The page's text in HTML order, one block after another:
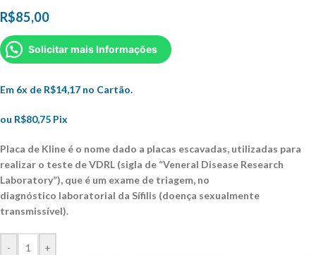
R$85,00
Solicitar mais Informações
Em 6x de R$14,17 no Cartão.
ou R$80,75 Pix
Placa de Kline é o nome dado a placas escavadas, utilizadas para
realizar o teste de VDRL (sigla de “Veneral Disease Research
Laboratory”), que é um exame de triagem, no
diagnóstico laboratorial da Sífilis (doença sexualmente
transmissível).
- +